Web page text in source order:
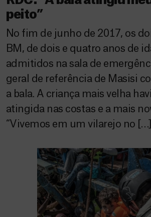
peito”
No fim de junho de 2017, os
BM, de dois e quatro anos de
admitidos na sala de
geral de referência de Masisi
a bala. A criança mais velha
atingida nas costas e a mais
“Vivemos em um vilarejo no […]